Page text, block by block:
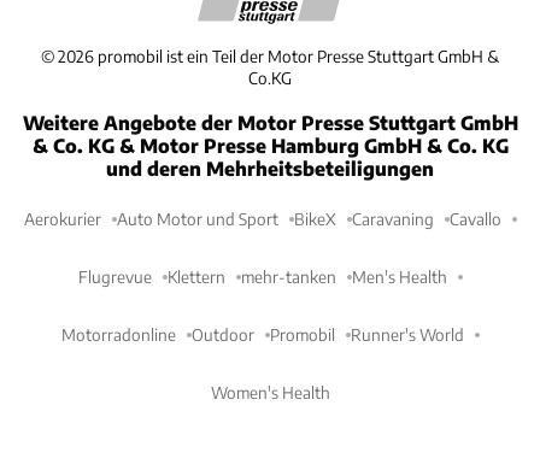
©2026 promobil ist ein Teil der Motor Presse Stuttgart GmbH &
Co.KG
Weitere Angebote der Motor Presse Stuttgart GmbH
& Co. KG & Motor Presse Hamburg GmbH & Co. KG
und deren Mehrheitsbeteiligungen
Aerokurier Auto Motor und Sport BikeX Caravaning Cavallo
Flugrevue Klettern mehr-tanken Men's Health
Motorradonline Outdoor Promobil Runner's World
Women's Health